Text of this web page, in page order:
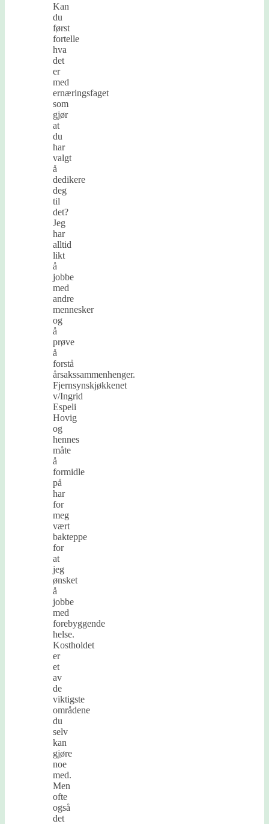
Kan
du
først
fortelle
hva
det
er
med
ernæringsfaget
som
gjør
at
du
har
valgt
å
dedikere
deg
til
det?
Jeg
har
alltid
likt
å
jobbe
med
andre
mennesker
og
å
prøve
å
forstå
årsakssammenhenger.
Fjernsynskjøkkenet
v/Ingrid
Espeli
Hovig
og
hennes
måte
å
formidle
på
har
for
meg
vært
bakteppe
for
at
jeg
ønsket
å
jobbe
med
forebyggende
helse.
Kostholdet
er
et
av
de
viktigste
områdene
du
selv
kan
gjøre
noe
med.
Men
ofte
også
det